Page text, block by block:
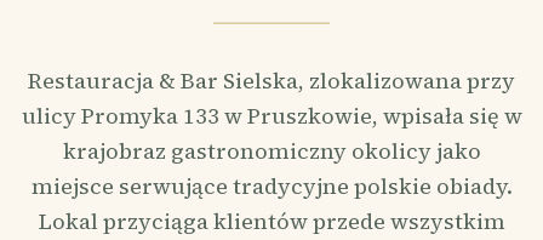
Restauracja & Bar Sielska, zlokalizowana przy
ulicy Promyka 133 w Pruszkowie, wpisała się w
krajobraz gastronomiczny okolicy jako
miejsce serwujące tradycyjne polskie obiady.
Lokal przyciąga klientów przede wszystkim